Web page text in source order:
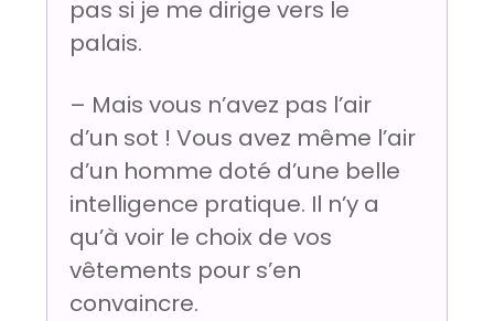
pas si je me dirige vers le
palais.
– Mais vous n’avez pas l’air
d’un sot ! Vous avez même l’air
d’un homme doté d’une belle
intelligence pratique. Il n’y a
qu’à voir le choix de vos
vêtements pour s’en
convaincre.